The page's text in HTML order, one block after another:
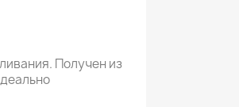
Получен из